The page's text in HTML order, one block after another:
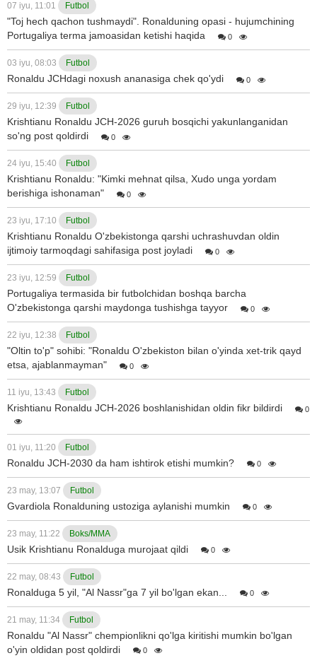
07 iyu, 11:01 Futbol
"Toj hech qachon tushmaydi". Ronalduning opasi - hujumchining
Portugaliya terma jamoasidan ketishi haqida
0
03 iyu, 08:03 Futbol
Ronaldu JCHdagi noxush ananasiga chek qo'ydi 0
29 iyu, 12:39 Futbol
Krishtianu Ronaldu JCH-2026 guruh bosqichi yakunlanganidan
so'ng post qoldirdi
0
24 iyu, 15:40 Futbol
Krishtianu Ronaldu: "Kimki mehnat qilsa, Xudo unga yordam
berishiga ishonaman"
0
23 iyu, 17:10 Futbol
Krishtianu Ronaldu O'zbekistonga qarshi uchrashuvdan oldin
ijtimoiy tarmoqdagi sahifasiga post joyladi
0
23 iyu, 12:59 Futbol
Portugaliya termasida bir futbolchidan boshqa barcha
O'zbekistonga qarshi maydonga tushishga tayyor
0
22 iyu, 12:38 Futbol
"Oltin to'p" sohibi: "Ronaldu O'zbekiston bilan o'yinda xet-trik qayd
etsa, ajablanmayman"
0
11 iyu, 13:43 Futbol
Krishtianu Ronaldu JCH-2026 boshlanishidan oldin fikr bildirdi 0
01 iyu, 11:20 Futbol
Ronaldu JCH-2030 da ham ishtirok etishi mumkin? 0
23 may, 13:07 Futbol
Gvardiola Ronalduning ustoziga aylanishi mumkin 0
23 may, 11:22 Boks/MMA
Usik Krishtianu Ronalduga murojaat qildi 0
22 may, 08:43 Futbol
Ronalduga 5 yil, "Al Nassr"ga 7 yil bo'lgan ekan... 0
21 may, 11:34 Futbol
Ronaldu "Al Nassr" chempionlikni qo'lga kiritishi mumkin bo'lgan
o'yin oldidan post qoldirdi
0